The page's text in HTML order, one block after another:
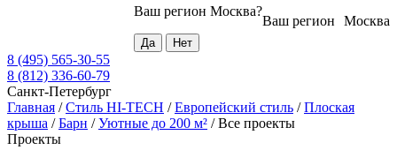
Москва
Ваш регион
Ваш регион Москва?
8 (495) 565-30-55
8 (812) 336-60-79
Санкт-Петербург
Главная /Стиль HI-TECH /Европейский стиль /Плоская
крыша /Барн /Уютные до 200 м² /Все проекты
Проекты